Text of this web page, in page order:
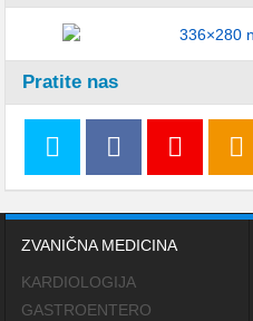
Pratite nas
ZVANIČNA MEDICINA
KARDIOLOGIJA
GASTROENTERO